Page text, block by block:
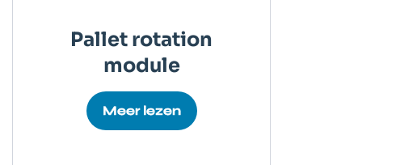
Pallet rotation
module
Meer lezen